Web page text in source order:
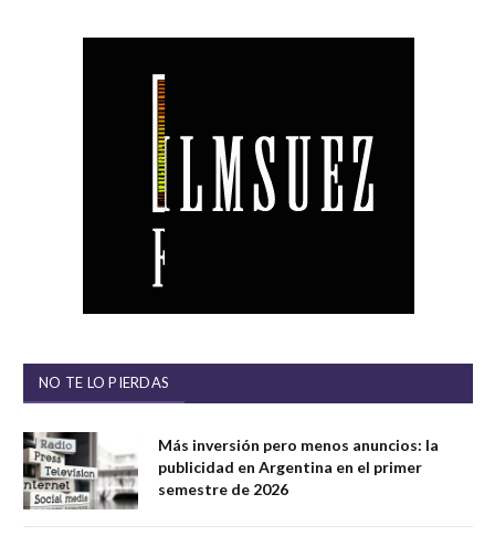
NO TE LO PIERDAS
Más inversión pero menos anuncios: la
publicidad en Argentina en el primer
semestre de 2026